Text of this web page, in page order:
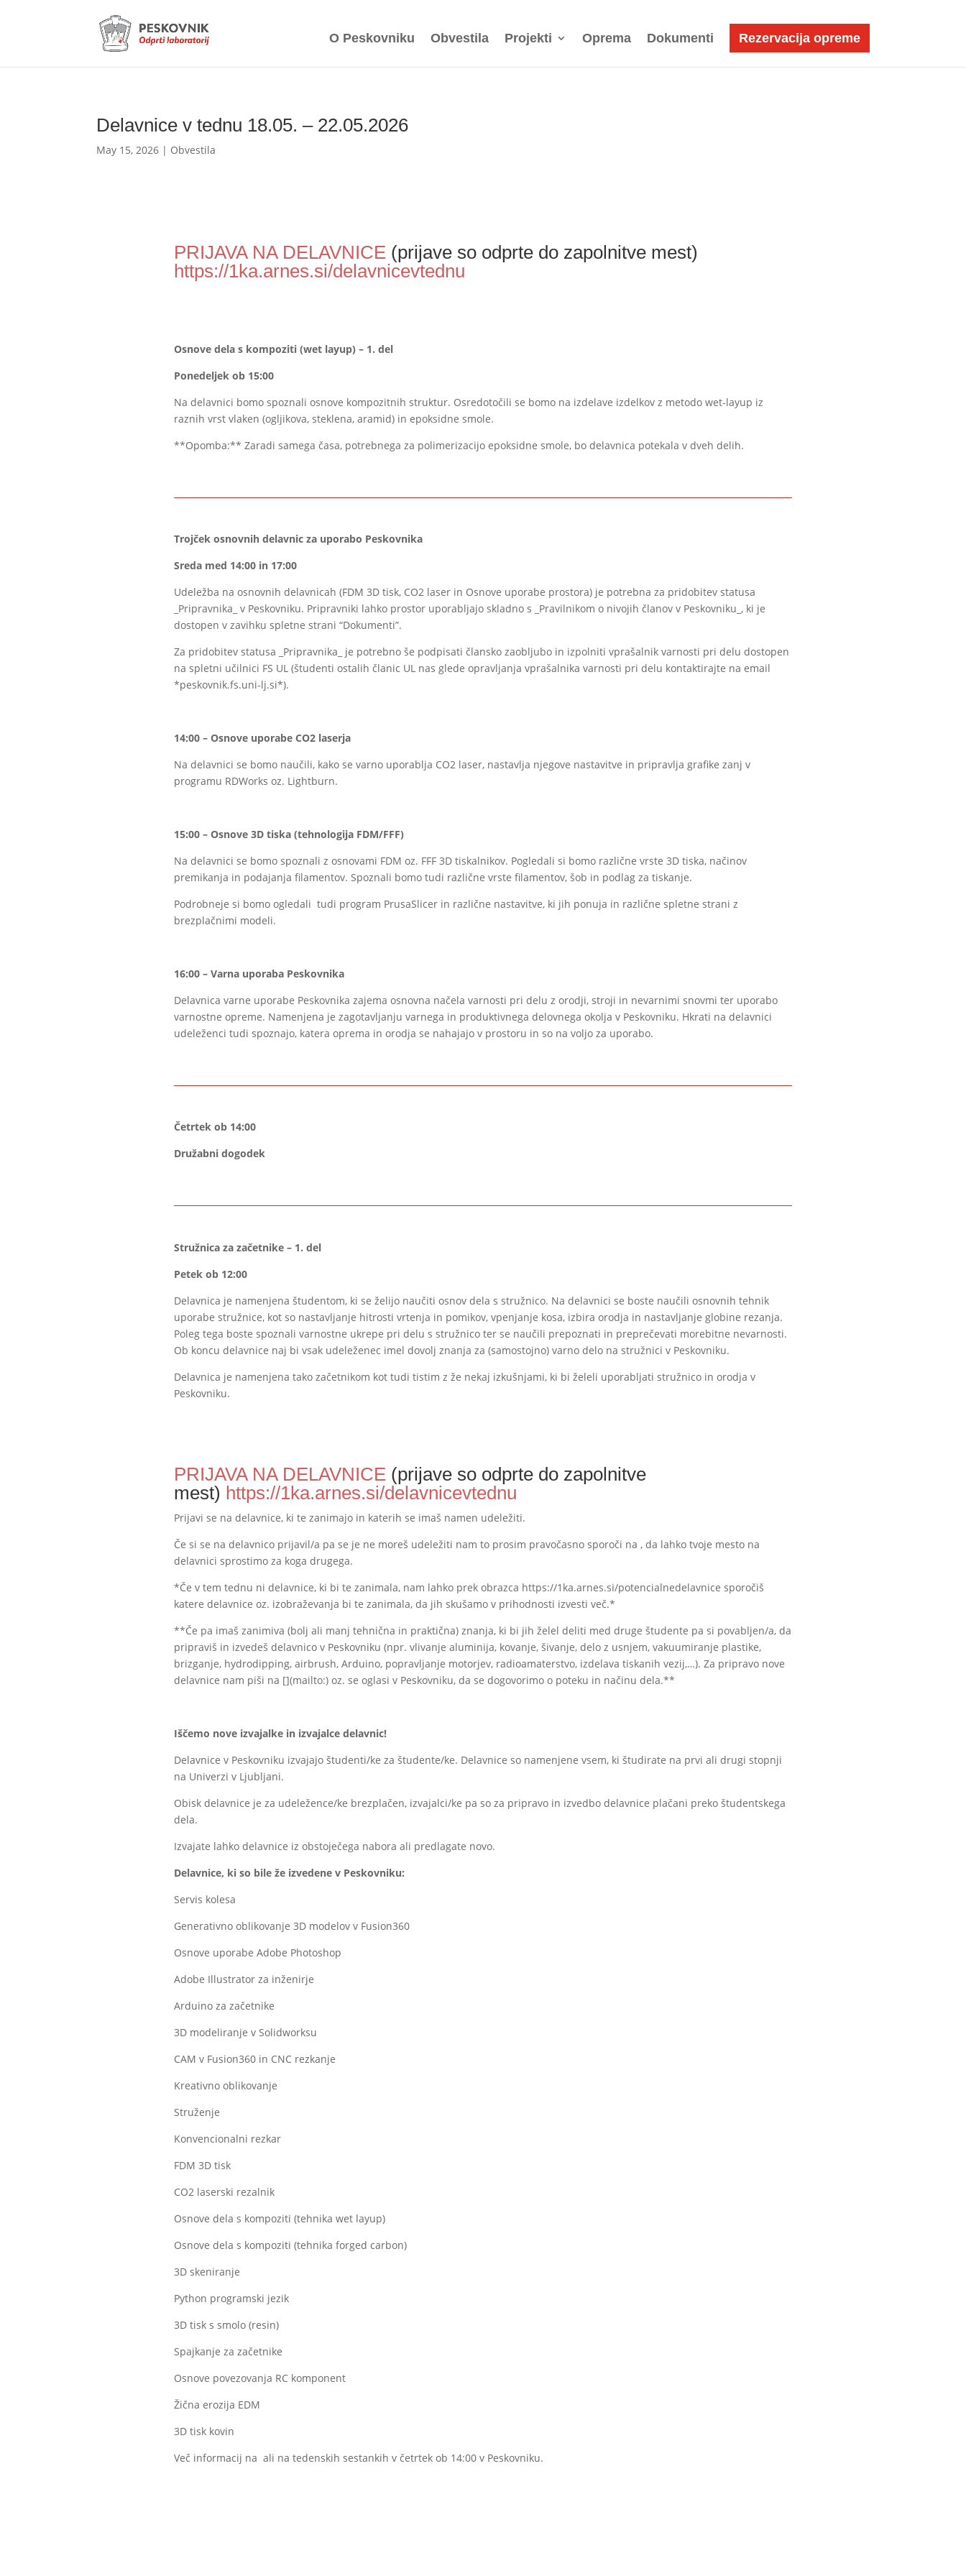
O Peskovniku Obvestila Projekti Oprema Dokumenti Rezervacija opreme
Delavnice v tednu 18.05. – 22.05.2026
May 15, 2026 | Obvestila
PRIJAVA NA DELAVNICE(prijave so odprte do zapolnitve mest)
https://1ka.arnes.si/delavnicevtednu
Osnove dela s kompoziti (wet layup) – 1. del
Ponedeljek ob 15:00
Na delavnici bomo spoznali osnove kompozitnih struktur. Osredotočili se bomo na izdelave izdelkov z metodo wet-layup iz
raznih vrst vlaken (ogljikova, steklena, aramid) in epoksidne smole.
**Opomba:** Zaradi samega časa, potrebnega za polimerizacijo epoksidne smole, bo delavnica potekala v dveh delih.
Trojček osnovnih delavnic za uporabo Peskovnika
Sreda med 14:00 in 17:00
Udeležba na osnovnih delavnicah (FDM 3D tisk, CO2 laser in Osnove uporabe prostora) je potrebna za pridobitev statusa
_Pripravnika_ v Peskovniku. Pripravniki lahko prostor uporabljajo skladno s _Pravilnikom o nivojih članov v Peskovniku_, ki je
dostopen v zavihku spletne strani “Dokumenti”.
Za pridobitev statusa _Pripravnika_ je potrebno še podpisati člansko zaobljubo in izpolniti vprašalnik varnosti pri delu dostopen
na spletni učilnici FS UL (študenti ostalih članic UL nas glede opravljanja vprašalnika varnosti pri delu kontaktirajte na email
*peskovnik.fs.uni-lj.si*).
14:00 – Osnove uporabe CO2 laserja
Na delavnici se bomo naučili, kako se varno uporablja CO2 laser, nastavlja njegove nastavitve in pripravlja grafike zanj v
programu RDWorks oz. Lightburn.
15:00 – Osnove 3D tiska (tehnologija FDM/FFF)
Na delavnici se bomo spoznali z osnovami FDM oz. FFF 3D tiskalnikov. Pogledali si bomo različne vrste 3D tiska, načinov
premikanja in podajanja filamentov. Spoznali bomo tudi različne vrste filamentov, šob in podlag za tiskanje.
Podrobneje si bomo ogledali tudi program PrusaSlicer in različne nastavitve, ki jih ponuja in različne spletne strani z
brezplačnimi modeli.
16:00 – Varna uporaba Peskovnika
Delavnica varne uporabe Peskovnika zajema osnovna načela varnosti pri delu z orodji, stroji in nevarnimi snovmi ter uporabo
varnostne opreme. Namenjena je zagotavljanju varnega in produktivnega delovnega okolja v Peskovniku. Hkrati na delavnici
udeleženci tudi spoznajo, katera oprema in orodja se nahajajo v prostoru in so na voljo za uporabo.
Četrtek ob 14:00
Družabni dogodek
Stružnica za začetnike – 1. del
Petek ob 12:00
Delavnica je namenjena študentom, ki se želijo naučiti osnov dela s stružnico. Na delavnici se boste naučili osnovnih tehnik
uporabe stružnice, kot so nastavljanje hitrosti vrtenja in pomikov, vpenjanje kosa, izbira orodja in nastavljanje globine rezanja.
Poleg tega boste spoznali varnostne ukrepe pri delu s stružnico ter se naučili prepoznati in preprečevati morebitne nevarnosti.
Ob koncu delavnice naj bi vsak udeleženec imel dovolj znanja za (samostojno) varno delo na stružnici v Peskovniku.
Delavnica je namenjena tako začetnikom kot tudi tistim z že nekaj izkušnjami, ki bi želeli uporabljati stružnico in orodja v
Peskovniku.
PRIJAVA NA DELAVNICE(prijave so odprte do zapolnitve
mest) https://1ka.arnes.si/delavnicevtednu
Prijavi se na delavnice, ki te zanimajo in katerih se imaš namen udeležiti.
Če si se na delavnico prijavil/a pa se je ne moreš udeležiti nam to prosim pravočasno sporoči na , da lahko tvoje mesto na
delavnici sprostimo za koga drugega.
*Če v tem tednu ni delavnice, ki bi te zanimala, nam lahko prek obrazca https://1ka.arnes.si/potencialnedelavnice sporočiš
katere delavnice oz. izobraževanja bi te zanimala, da jih skušamo v prihodnosti izvesti več.*
**Če pa imaš zanimiva (bolj ali manj tehnična in praktična) znanja, ki bi jih želel deliti med druge študente pa si povabljen/a, da
pripraviš in izvedeš delavnico v Peskovniku (npr. vlivanje aluminija, kovanje, šivanje, delo z usnjem, vakuumiranje plastike,
brizganje, hydrodipping, airbrush, Arduino, popravljanje motorjev, radioamaterstvo, izdelava tiskanih vezij,…). Za pripravo nove
delavnice nam piši na [](mailto:) oz. se oglasi v Peskovniku, da se dogovorimo o poteku in načinu dela.**
Iščemo nove izvajalke in izvajalce delavnic!
Delavnice v Peskovniku izvajajo študenti/ke za študente/ke. Delavnice so namenjene vsem, ki študirate na prvi ali drugi stopnji
na Univerzi v Ljubljani.
Obisk delavnice je za udeležence/ke brezplačen, izvajalci/ke pa so za pripravo in izvedbo delavnice plačani preko študentskega
dela.
Izvajate lahko delavnice iz obstoječega nabora ali predlagate novo.
Delavnice, ki so bile že izvedene v Peskovniku:
Servis kolesa
Generativno oblikovanje 3D modelov v Fusion360
Osnove uporabe Adobe Photoshop
Adobe Illustrator za inženirje
Arduino za začetnike
3D modeliranje v Solidworksu
CAM v Fusion360 in CNC rezkanje
Kreativno oblikovanje
Struženje
Konvencionalni rezkar
FDM 3D tisk
CO2 laserski rezalnik
Osnove dela s kompoziti (tehnika wet layup)
Osnove dela s kompoziti (tehnika forged carbon)
3D skeniranje
Python programski jezik
3D tisk s smolo (resin)
Spajkanje za začetnike
Osnove povezovanja RC komponent
Žična erozija EDM
3D tisk kovin
Več informacij na ali na tedenskih sestankih v četrtek ob 14:00 v Peskovniku.